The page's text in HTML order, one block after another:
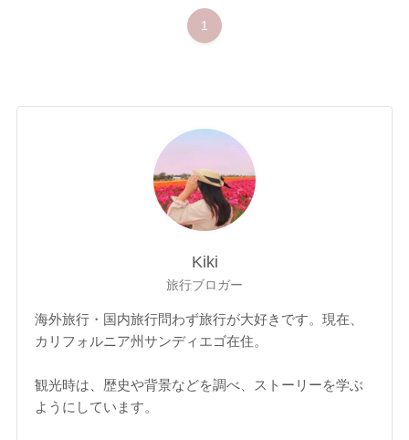
1
Kiki
旅行ブロガー
海外旅行・国内旅行問わず旅行が大好きです。現在、
カリフォルニア州サンディエゴ在住。
観光時は、歴史や背景などを調べ、ストーリーを学ぶ
ようにしています。